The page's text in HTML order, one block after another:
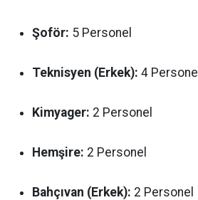
Şoför: 5 Personel
Teknisyen (Erkek): 4 Personel
Kimyager: 2 Personel
Hemşire: 2 Personel
Bahçıvan (Erkek): 2 Personel